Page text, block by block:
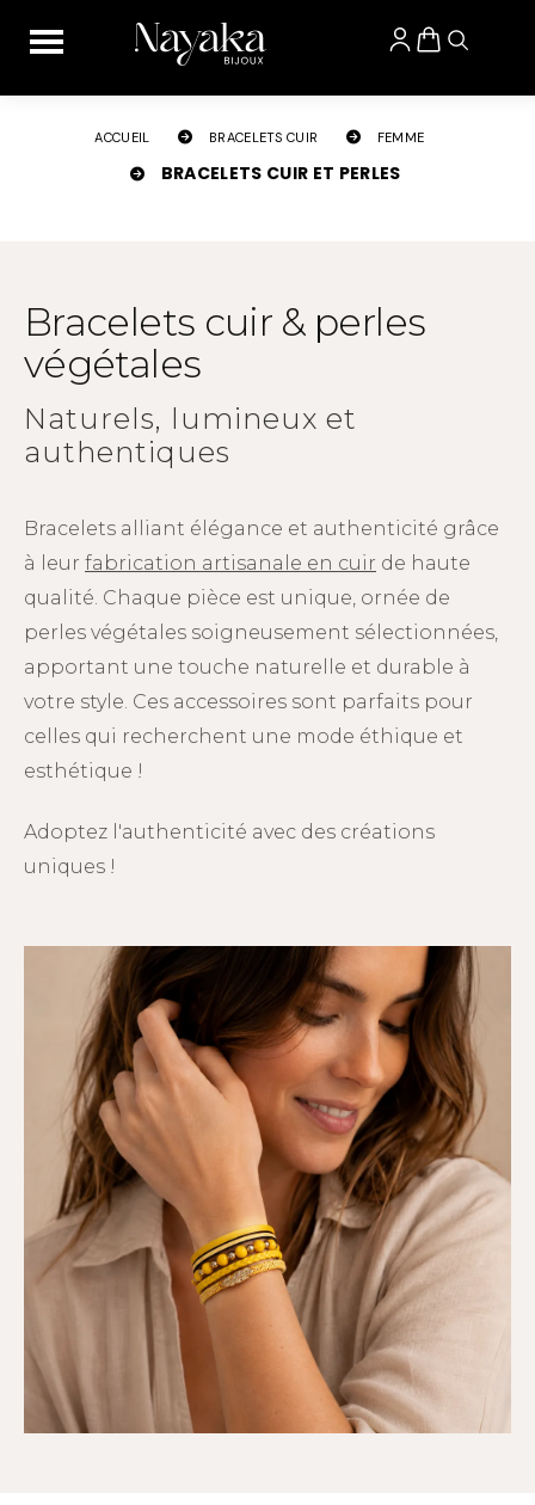
ACCUEIL BRACELETS CUIR FEMME
BRACELETS CUIR ET PERLES
Bracelets cuir & perles
végétales
Naturels, lumineux et
authentiques
Bracelets alliant élégance et authenticité grâce
à leur fabrication artisanale en cuir de haute
qualité. Chaque pièce est unique, ornée de
perles végétales soigneusement sélectionnées,
apportant une touche naturelle et durable à
votre style. Ces accessoires sont parfaits pour
celles qui recherchent une mode éthique et
esthétique !
Adoptez l'authenticité avec des créations
uniques !